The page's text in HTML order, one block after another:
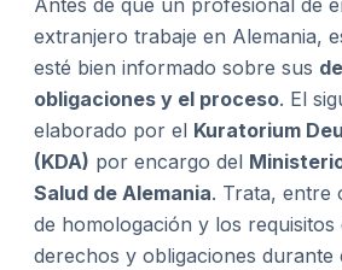
Antes de que un profesional de
extranjero trabaje en Alemania,
esté bien informado sobre sus
obligaciones y el proceso. El
elaborado por el Kuratorium
(KDA) por encargo del
Salud de Alemania. Trata, entre
de homologación y los requisitos
derechos y obligaciones durante